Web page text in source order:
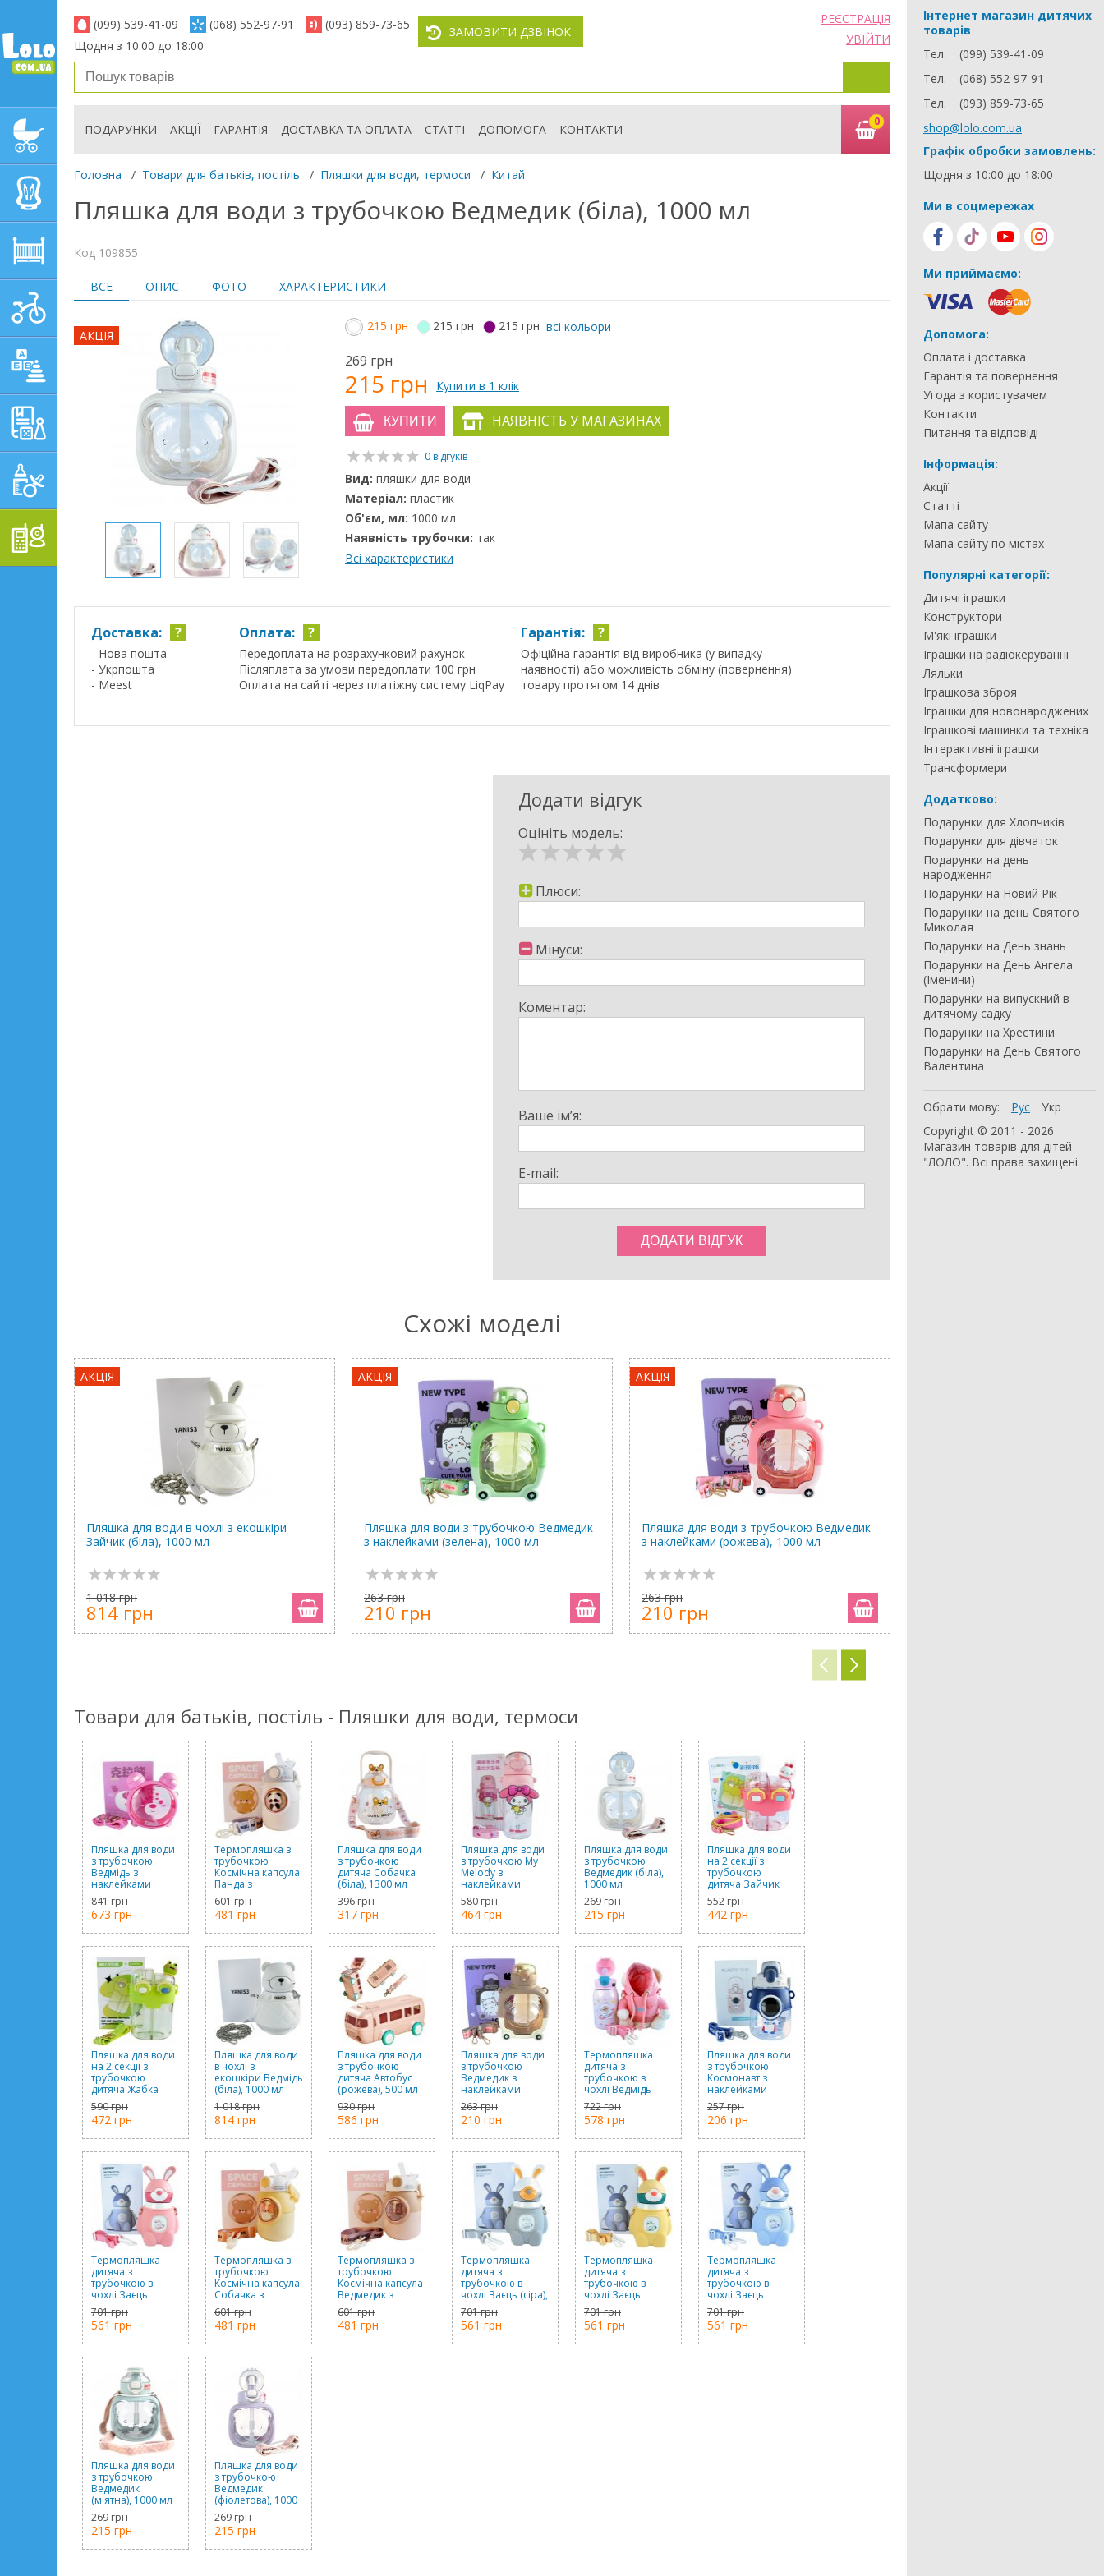
ДИТЯЧІ КОЛЯСКИ
ДИТЯЧІ МЕБЛІ
ДИТЯЧИЙ СПОРТ І
ДИТЯЧІ ІГРАШКИ
РОЗВИВАЮЧІ ТОВАРИ
ГІГІЄНА, ДОГЛЯД І
ТОВАРИ ДЛЯ БАТЬКІВ,
(099) 539-41-09 (068) 552-97-91
(093) 859-73-65
Щодня з 10:00 до 18:00
ЗАМОВИТИ ДЗВІНОК
РЕЄСТРАЦІЯ
УВІЙТИ
ПОДАРУНКИ АКЦІЇ ГАРАНТІЯ ДОСТАВКА ТА ОПЛАТА СТАТТІ ДОПОМОГА КОНТАКТИ
0
Головна / Товари для батьків, постіль / Пляшки для води, термоси / Китай
Пляшка для води з трубочкою Ведмедик (біла), 1000 мл
Код 109855
ВСЕ ОПИС ФОТО ХАРАКТЕРИСТИКИ
АКЦІЯ
215 грн 215 грн 215 грн всі кольори
269 грн
215 грн Купити в 1 клік
КУПИТИ НАЯВНІСТЬ У МАГАЗИНАХ
0 відгуків
Вид: пляшки для води
Матеріал: пластик
Об'єм, мл: 1000 мл
Наявність трубочки: так
Всі характеристики
Доставка: ?
- Нова пошта
- Укрпошта
- Meest
Оплата: ?
Передоплата на розрахунковий рахунок
Післяплата за умови передоплати 100 грн
Оплата на сайті через платіжну систему LiqPay
Гарантія: ?
Офіційна гарантія від виробника (у випадку
наявності) або можливість обміну (повернення)
товару протягом 14 днів
Додати відгук
Оцініть модель:
Плюси:
Мінуси:
Коментар:
Ваше ім’я:
E-mail:
Схожі моделі
АКЦІЯ
Пляшка для води в чохлі з екошкіри
Зайчик (біла), 1000 мл
1 018 грн
814 грн
АКЦІЯ
Пляшка для води з трубочкою Ведмедик
з наклейками (зелена), 1000 мл
263 грн
210 грн
АКЦІЯ
Пляшка для води з трубочкою Ведмедик
з наклейками (рожева), 1000 мл
263 грн
210 грн
Товари для батьків, постіль - Пляшки для води, термоси
Пляшка для води
з трубочкою
Ведмідь з
наклейками
(рожева), 750 мл
841 грн
673 грн
Термопляшка з
трубочкою
Космічна капсула
Панда з
наклейками
(біла), 700 мл
601 грн
481 грн
Пляшка для води
з трубочкою
дитяча Собачка
(біла), 1300 мл
396 грн
317 грн
Пляшка для води
з трубочкою My
Melody з
наклейками
(рожева), 600 мл
580 грн
464 грн
Пляшка для води
з трубочкою
Ведмедик (біла),
1000 мл
269 грн
215 грн
Пляшка для води
на 2 секції з
трубочкою
дитяча Зайчик
(рожева), 530 мл
552 грн
442 грн
Пляшка для води
на 2 секції з
трубочкою
дитяча Жабка
(зелена), 780 мл
590 грн
472 грн
Пляшка для води
в чохлі з
екошкіри Ведмідь
(біла), 1000 мл
1 018 грн
814 грн
Пляшка для води
з трубочкою
дитяча Автобус
(рожева), 500 мл
930 грн
586 грн
Пляшка для води
з трубочкою
Ведмедик з
наклейками
(коричнева), 1000
мл
263 грн
210 грн
Термопляшка
дитяча з
трубочкою в
чохлі Ведмідь
(рожева), 450 мл
722 грн
578 грн
Пляшка для води
з трубочкою
Космонавт з
наклейками
(синя з білим),
1200 мл
257 грн
206 грн
Термопляшка
дитяча з
трубочкою в
чохлі Заєць
(рожева), 480 мл
701 грн
561 грн
Термопляшка з
трубочкою
Космічна капсула
Собачка з
наклейками
(жовта), 700 мл
601 грн
481 грн
Термопляшка з
трубочкою
Космічна капсула
Ведмедик з
наклейками
(коричнева), 700
мл
601 грн
481 грн
Термопляшка
дитяча з
трубочкою в
чохлі Заєць (сіра),
480 мл
701 грн
561 грн
Термопляшка
дитяча з
трубочкою в
чохлі Заєць
(жовта), 480 мл
701 грн
561 грн
Термопляшка
дитяча з
трубочкою в
чохлі Заєць
(фіолетова), 480
мл
701 грн
561 грн
Пляшка для води
з трубочкою
Ведмедик
(м'ятна), 1000 мл
269 грн
215 грн
Пляшка для води
з трубочкою
Ведмедик
(фіолетова), 1000
мл
269 грн
215 грн
Інтернет магазин дитячих
товарів
Тел.
(099) 539-41-09
Тел.
(068) 552-97-91
Тел.
(093) 859-73-65
shop@lolo.com.ua
Графік обробки замовлень:
Щодня з 10:00 до 18:00
Ми в соцмережах
Ми приймаємо:
Допомога:
Оплата і доставка
Гарантія та повернення
Угода з користувачем
Контакти
Питання та відповіді
Інформація:
Акції
Статті
Мапа сайту
Мапа сайту по містах
Популярні категорії:
Дитячі іграшки
Конструктори
М'які іграшки
Іграшки на радіокеруванні
Ляльки
Іграшкова зброя
Іграшки для новонароджених
Іграшкові машинки та техніка
Інтерактивні іграшки
Трансформери
Додатково:
Подарунки для Хлопчиків
Подарунки для дівчаток
Подарунки на день
народження
Подарунки на Новий Рік
Подарунки на день Святого
Миколая
Подарунки на День знань
Подарунки на День Ангела
(Іменини)
Подарунки на випускний в
дитячому садку
Подарунки на Хрестини
Подарунки на День Святого
Валентина
Обрати мову: Рус
Укр
Copyright © 2011 - 2026
Магазин товарів для дітей
"ЛОЛО". Всі права захищені.